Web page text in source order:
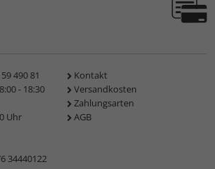
490 81
8:00 - 18:30
Uhr
34440122
Kontakt
Versandkosten
Zahlungsarten
AGB